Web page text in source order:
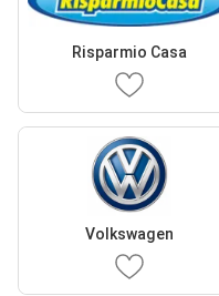
Risparmio Casa
Volkswagen